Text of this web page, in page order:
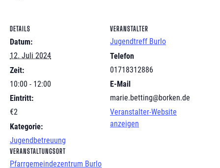
DETAILS
Datum:
12. Juli 2024
Zeit:
10:00 - 12:00
Eintritt:
€2
Kategorie:
Jugendbetreuung
VERANSTALTUNGSORT
Pfarrgemeindezentrum Burlo
VERANSTALTER
Jugendtreff Burlo
Telefon
01718312886
E-Mail
marie.betting@borken.de
Veranstalter-Website
anzeigen